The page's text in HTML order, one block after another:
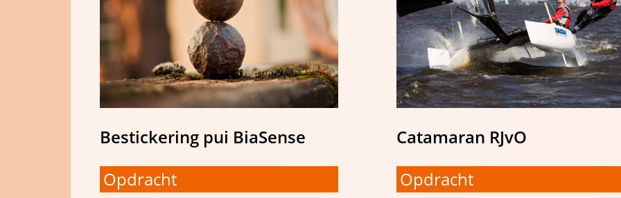
Bestickering pui BiaSense
Opdracht
Catamaran RJvO
Opdracht